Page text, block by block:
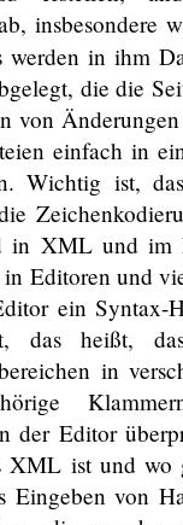
insbesondere
in ihm
die die
von
einfach in
Wichtig ist,
in XML und im
Editoren und
ein Syntax-
das heißt,
in
der Editor
XML ist und wo
von